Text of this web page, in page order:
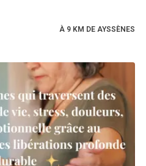
À 9 KM DE AYSSÈNES